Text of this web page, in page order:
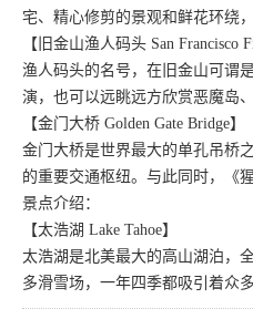
宅、精心修剪的景观和鲜花环绕
【旧金山渔人码头 San Francisco
渔人码头的名号，在旧金山可谓
演，也可以远眺远方欣赏恶魔岛
【金门大桥 Golden Gate Bridge】
金门大桥是世界最大的单孔吊桥
的重要交通枢纽。与此同时，《
景点介绍：
【太浩湖 Lake Tahoe】
太浩湖是北美最大的高山湖泊，
多滑雪场，一年四季都吸引着众